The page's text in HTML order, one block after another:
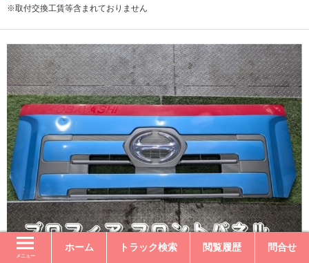
メニュー
ホーム トラック検索 閲覧履歴 問合せ
※取付交換工賃等含まれておりません